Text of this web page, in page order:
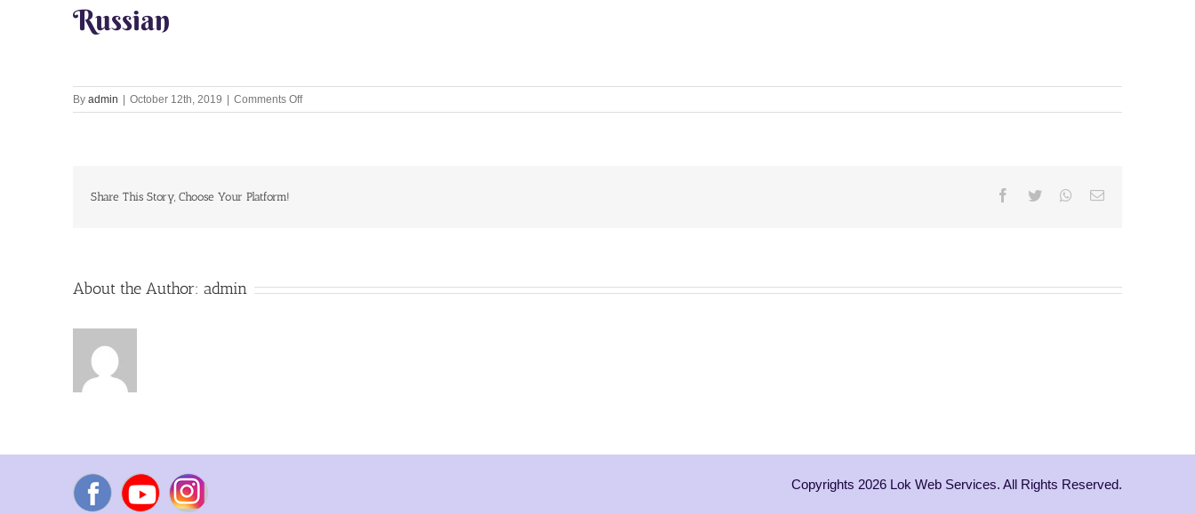
Russian
By admin October 12th, 2019 Comments Offon
Let’s
Share This Story, Choose Your Platform! Facebook
Twitter Whatsapp
Email
About the Author: admin
Copyrights 2026 Lok Web Services. All Rights Reserved.
FacebookYouTubeInstagram